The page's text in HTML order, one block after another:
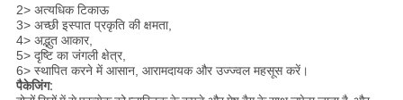
2> अत्यधिक टिकाऊ
3> अच्छी इस्पात प्रकृति की क्षमता,
4> अद्भुत आकार,
5> दृष्टि का जंगली क्षेत्र,
6> स्थापित करने में आसान, आरामदायक और उज्ज्वल महसूस करें।
पैकेजिंग: